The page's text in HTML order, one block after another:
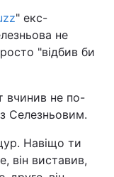
" екс-
не
"відбив би
вчинив не по-
Селезньовим.
Навіщо ти
він виставив,